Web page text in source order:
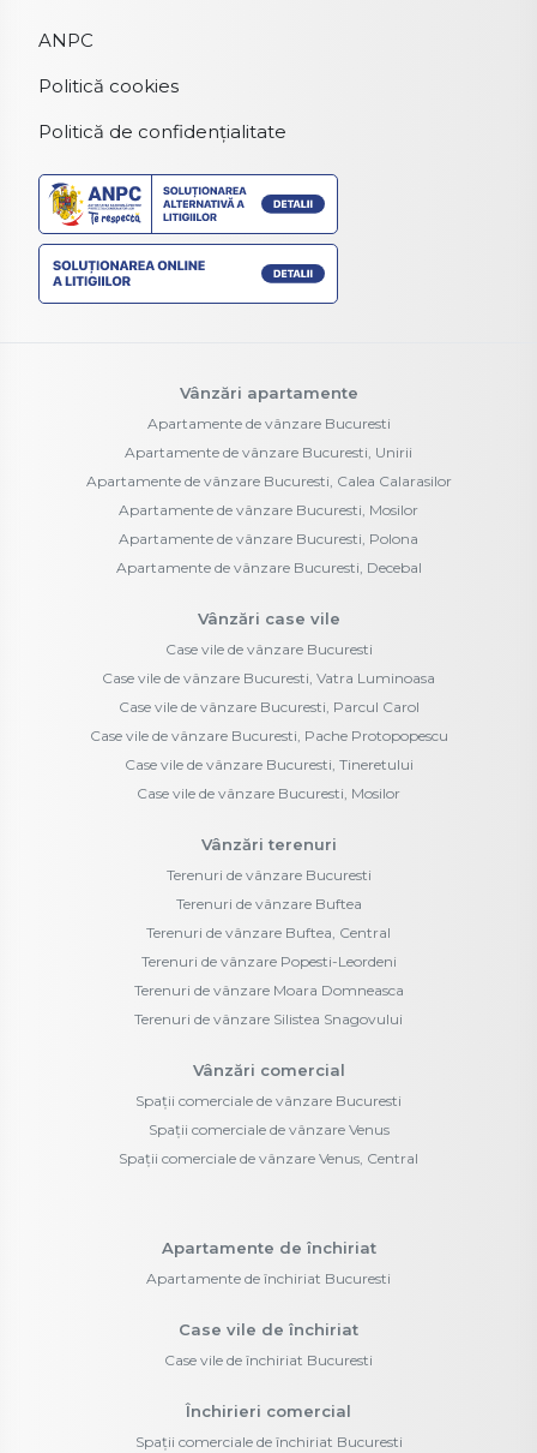
ANPC
Politică cookies
Politică de confidențialitate
Vânzări apartamente
Apartamente de vânzare Bucuresti
Apartamente de vânzare Bucuresti, Unirii
Apartamente de vânzare Bucuresti, Calea Calarasilor
Apartamente de vânzare Bucuresti, Mosilor
Apartamente de vânzare Bucuresti, Polona
Apartamente de vânzare Bucuresti, Decebal
Vânzări case vile
Case vile de vânzare Bucuresti
Case vile de vânzare Bucuresti, Vatra Luminoasa
Case vile de vânzare Bucuresti, Parcul Carol
Case vile de vânzare Bucuresti, Pache Protopopescu
Case vile de vânzare Bucuresti, Tineretului
Case vile de vânzare Bucuresti, Mosilor
Vânzări terenuri
Terenuri de vânzare Bucuresti
Terenuri de vânzare Buftea
Terenuri de vânzare Buftea, Central
Terenuri de vânzare Popesti-Leordeni
Terenuri de vânzare Moara Domneasca
Terenuri de vânzare Silistea Snagovului
Vânzări comercial
Spații comerciale de vânzare Bucuresti
Spații comerciale de vânzare Venus
Spații comerciale de vânzare Venus, Central
Apartamente de închiriat
Apartamente de închiriat Bucuresti
Case vile de închiriat
Case vile de închiriat Bucuresti
Închirieri comercial
Spații comerciale de închiriat Bucuresti